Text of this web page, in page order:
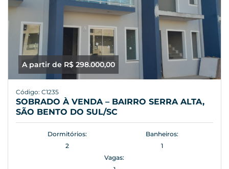
A partir de R$ 298.000,00
Código: C1235
SOBRADO À VENDA – BAIRRO SERRA ALTA,
SÃO BENTO DO SUL/SC
Dormitórios:
2
Banheiros:
1
Vagas: